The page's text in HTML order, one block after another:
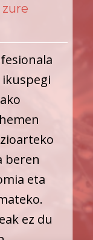
beren
eta
ez du